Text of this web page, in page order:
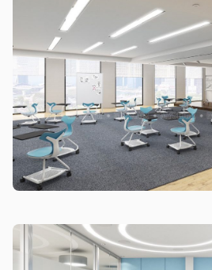
sẽ báo phí giao hàng cụ thể.
3.3. Chính sách giao
tỉnh/thành phố khác
Các Tỉnh/ Thành khác ngoài
TP. Hồ Chí Minh phí vận chuyển
hàng theo từng khu vực.
Phí giao hàng sẽ được MyChair
khách hàng trước khi tiến hành
giao hàng.
Trong quá trình vận chuyển quý
468để nhận được sự hỗ trợ nhanh
4. Chính sách Đổi